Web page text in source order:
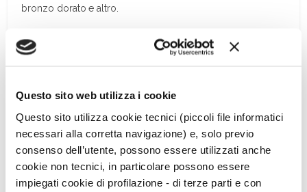
Questo sito web utilizza i cookie
Questo sito utilizza cookie tecnici (piccoli file informatici
necessari alla corretta navigazione) e, solo previo
consenso dell’utente, possono essere utilizzati anche
cookie non tecnici, in particolare possono essere
impiegati cookie di profilazione - di terze parti e con
bronzo dorato e altro.
Continua a leggere sulla rivista